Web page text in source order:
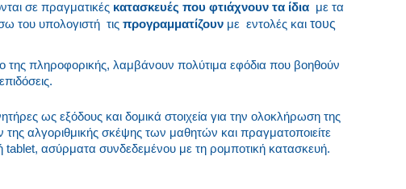
σε πραγματικέςκατασκευές που φτιάχνουν τα ίδιαμε τα
του υπολογιστή τις προγραμματίζουν με εντολές και τους
της πληροφορικής, λαμβάνουν πολύτιμα εφόδια που βοηθούν
ως εξόδους και δομικά στοιχεία για την ολοκλήρωση της
της αλγοριθμικής σκέψης των μαθητών και πραγματοποιείτε
ασύρματα συνδεδεμένου με τη ρομποτική κατασκευή.